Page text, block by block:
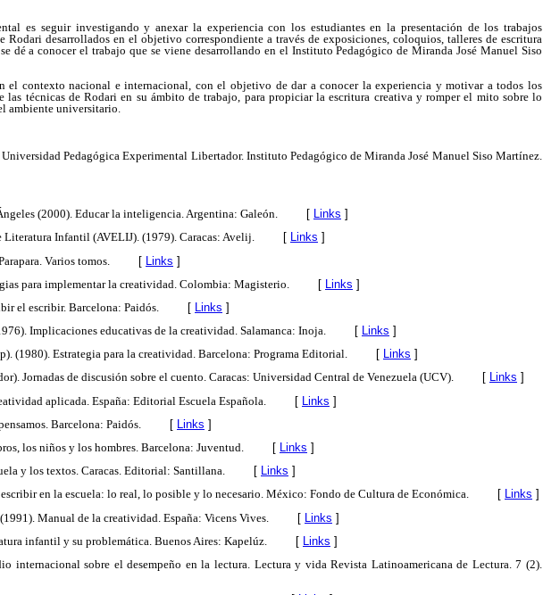
es seguir investigando y anexar la experiencia con los estudiantes en la presentación de los trabajos
Rodari desarrollados en el objetivo correspondiente a través de exposiciones, coloquios, talleres de escritura
dé a conocer el trabajo que se viene desarrollando en el Instituto Pedagógico de Miranda José Manuel Siso
el contexto nacional e internacional, con el objetivo de dar a conocer la experiencia y motivar a todos los
las técnicas de Rodari en su ámbito de trabajo, para propiciar la escritura creativa y romper el mito sobre lo
ambiente universitario.
Pedagógica Experimental Libertador. Instituto Pedagógico de Miranda José Manuel Siso Martínez.
(2000). Educar la inteligencia. Argentina: Galeón. [ Links ]
Literatura Infantil (AVELIJ). (1979). Caracas: Avelij. [ Links ]
Varios tomos.
[ Links ]
para implementar la creatividad. Colombia: Magisterio.
[ Links ]
el escribir. Barcelona: Paidós.
[ Links ]
Implicaciones educativas de la creatividad. Salamanca: Inoja. [ Links ]
(1980). Estrategia para la creatividad. Barcelona: Programa Editorial. [ Links ]
Jornadas de discusión sobre el cuento. Caracas: Universidad Central de Venezuela (UCV). [ Links ]
aplicada. España: Editorial Escuela Española.
[ Links ]
Barcelona: Paidós.
[ Links ]
los niños y los hombres. Barcelona: Juventud. [ Links ]
y los textos. Caracas. Editorial: Santillana. [ Links ]
en la escuela: lo real, lo posible y lo necesario. México: Fondo de Cultura de Económica. [ Links ]
Manual de la creatividad. España: Vicens Vives.
[ Links ]
infantil y su problemática. Buenos Aires: Kapelúz.
[ Links ]
internacional sobre el desempeño en la lectura. Lectura y vida Revista Latinoamericana de Lectura. 7 (2).